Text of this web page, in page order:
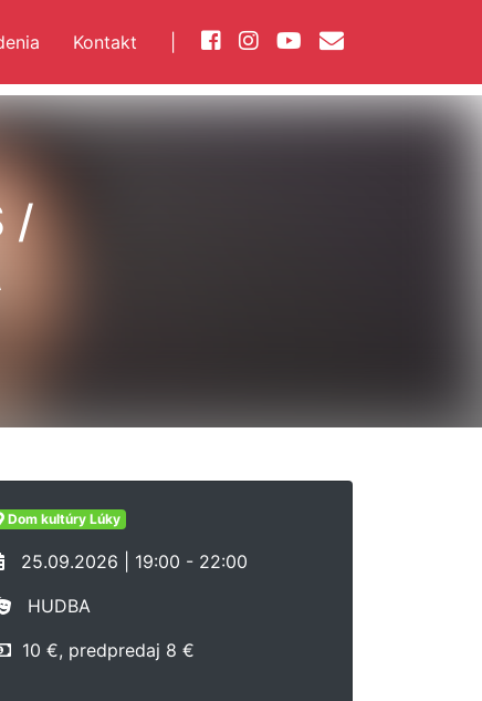
Kontakt
/
Dom kultúry Lúky
25.09.2026 | 19:00 - 22:00
HUDBA
10 €, predpredaj 8 €